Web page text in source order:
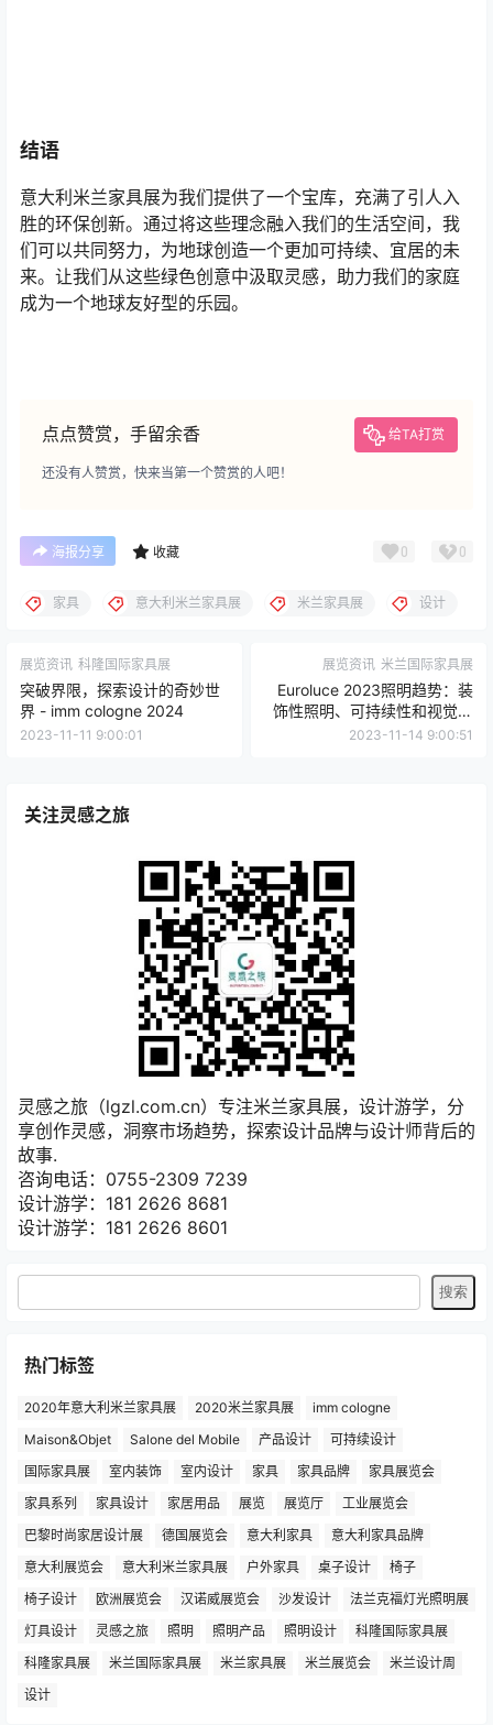
结语
意大利米兰家具展为我们提供了一个宝库，充满了引人入
胜的环保创新。通过将这些理念融入我们的生活空间，我
们可以共同努力，为地球创造一个更加可持续、宜居的未
来。让我们从这些绿色创意中汲取灵感，助力我们的家庭
成为一个地球友好型的乐园。
点点赞赏，手留余香 给TA打赏
还没有人赞赏，快来当第一个赞赏的人吧！
海报分享 收藏 0 0
家具 意大利米兰家具展 米兰家具展 设计
展览资讯 科隆国际家具展
突破界限，探索设计的奇妙世
界 - imm cologne 2024
2023-11-11 9:00:01
展览资讯 米兰国际家具展
Euroluce 2023照明趋势：装
饰性照明、可持续性和视觉舒
适成为焦点
2023-11-14 9:00:51
关注灵感之旅
灵感之旅（lgzl.com.cn）专注米兰家具展，设计游学，分
享创作灵感，洞察市场趋势，探索设计品牌与设计师背后的
故事.
咨询电话：0755-2309 7239
设计游学：181 2626 8681
设计游学：181 2626 8601
热门标签
2020年意大利米兰家具展 2020米兰家具展
imm cologne
Maison&Objet
Salone del Mobile 产品设计
可持续设计
国际家具展
室内装饰 室内设计 家具 家具品牌
家具展览会
家具系列
家具设计 家居用品 展览 展览厅
工业展览会
巴黎时尚家居设计展
德国展览会 意大利家具
意大利家具品牌
意大利展览会
意大利米兰家具展 户外家具 桌子设计
椅子
椅子设计
欧洲展览会 汉诺威展览会 沙发设计
法兰克福灯光照明展
灯具设计
灵感之旅 照明 照明产品 照明设计
科隆国际家具展
科隆家具展
米兰国际家具展 米兰家具展 米兰展览会
米兰设计周
设计